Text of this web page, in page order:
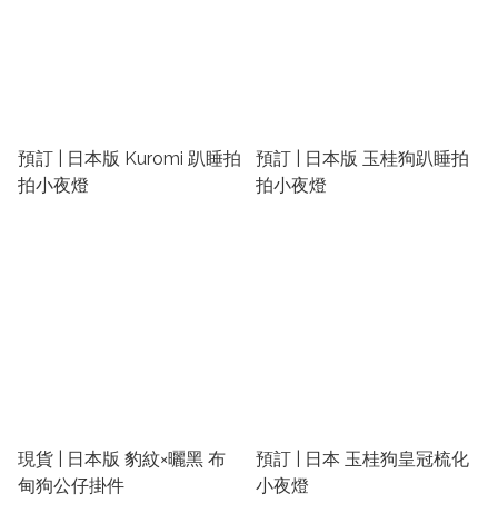
預訂 | 日本版 Kuromi 趴睡拍
拍小夜燈
預訂 | 日本版 玉桂狗趴睡拍
拍小夜燈
現貨 | 日本版 豹紋×曬黑 布
甸狗公仔掛件
預訂 | 日本 玉桂狗皇冠梳化
小夜燈